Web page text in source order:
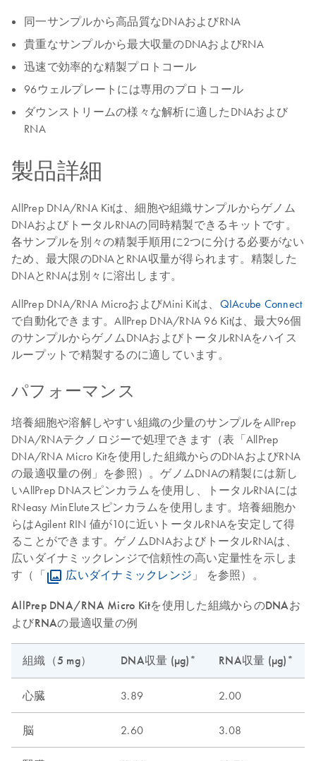
同一サンプルから高品質なDNAおよびRNA
貴重なサンプルから最大収量のDNAおよびRNA
迅速で効率的な精製プロトコール
96ウェルプレートには専用のプロトコール
ダウンストリームの様々な解析に適したDNAおよび
RNA
製品詳細
AllPrep DNA/RNA Kitは、細胞や組織サンプルからゲノム
DNAおよびトータルRNAの同時精製できるキットです。
各サンプルを別々の精製手順用に2つに分ける必要がない
ため、最大限のDNAとRNA収量が得られます。精製した
DNAとRNAは別々に溶出します。
AllPrep DNA/RNA MicroおよびMini Kitは、 QIAcube Connect
で自動化できます。AllPrep DNA/RNA 96 Kitは、最大96個
のサンプルからゲノムDNAおよびトータルRNAをハイス
ループットで精製するのに適しています。
パフォーマンス
培養細胞や溶解しやすい組織の少量のサンプルをAllPrep
DNA/RNAテクノロジーで処理できます（表「AllPrep
DNA/RNA Micro Kitを使用した組織からのDNAおよびRNA
の最適収量の例」を参照）。ゲノムDNAの精製には新し
いAllPrep DNAスピンカラムを使用し、トータルRNAには
RNeasy MinEluteスピンカラムを使用します。培養細胞か
らはAgilent RIN 値が10に近いトータルRNAを安定して得
ることができます。ゲノムDNAおよびトータルRNAは、
広いダイナミックレンジで信頼性の高い定量性を示しま
す（「
広いダイナミックレンジ 」 を参照）。
AllPrep DNA/RNA Micro Kitを使用した組織からのDNAお
よびRNAの最適収量の例
組織（5 mg） DNA収量 (µg)* RNA収量 (µg)*
心臓 3.89 2.00
脳 2.60 3.08